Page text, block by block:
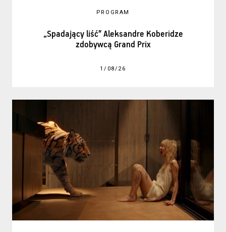
PROGRAM
„Spadający liść” Aleksandre Koberidze
zdobywcą Grand Prix
1/08/26